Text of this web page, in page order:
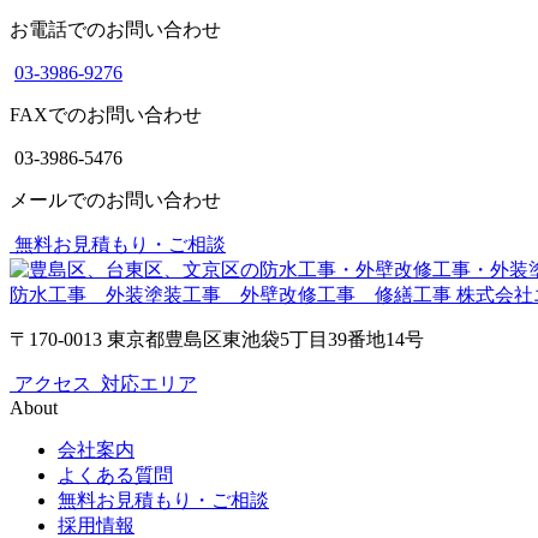
お電話でのお問い合わせ
03-3986-9276
FAXでのお問い合わせ
03-3986-5476
メールでのお問い合わせ
無料お見積もり・ご相談
防水工事 外装塗装工事 外壁改修工事 修繕工事 株式会社
〒170-0013 東京都豊島区東池袋5丁目39番地14号
アクセス 対応エリア
About
会社案内
よくある質問
無料お見積もり・ご相談
採用情報